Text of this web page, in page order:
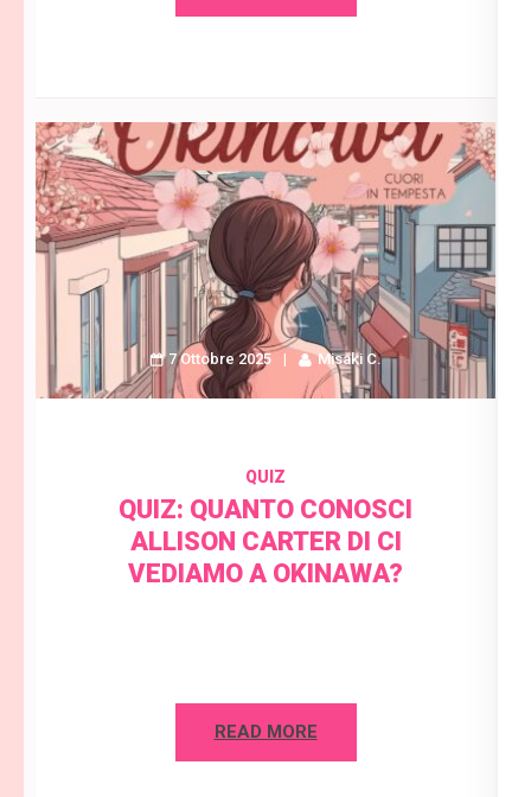
7 Ottobre 2025 Misaki C.
QUIZ
QUIZ: QUANTO CONOSCI
ALLISON CARTER DI CI
VEDIAMO A OKINAWA?
READ MORE